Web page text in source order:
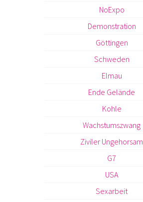
NoExpo
Demonstration
Göttingen
Schweden
Elmau
Ende Gelände
Kohle
Wachstumszwang
Ziviler Ungehorsam
G7
USA
Sexarbeit